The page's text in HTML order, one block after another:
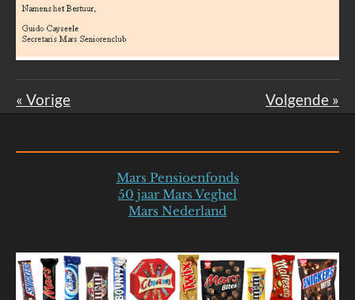
« Vorige Volgende »
Mars Pensioenfonds
50 jaar Mars Veghel
Mars Nederland